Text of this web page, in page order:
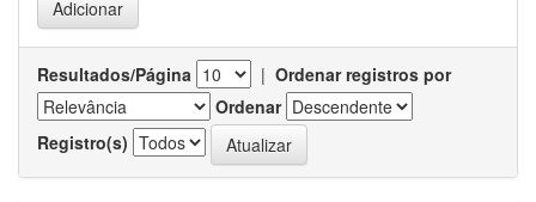
Resultados/Página | Ordenar registros por
Ordenar
Registro(s)